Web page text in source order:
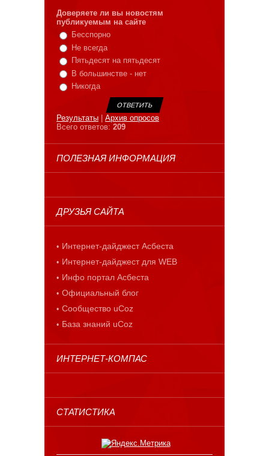
Доверяете ли вы новостям
публикуемым на сайте
Бесспорно
Не всегда
Пятьдесят на пятьдесят
В большинстве - нет
Никогда
Результаты
Архив опросов
Всего ответов: 209
ПОЛЕЗНАЯ ИНФОРМАЦИЯ
ДРУЗЬЯ САЙТА
Интернет-дайджест Асбеста
Интернет-дайджест для WEB
Инфо портал Асбеста
Официальный блог
Сообщество uCoz
База знаний uCoz
ИНТЕРНЕТ-КОМПАС
СТАТИСТИКА